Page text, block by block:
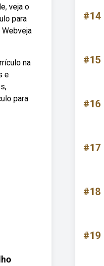
veja o
para
na
e
para
#14
#15
#16
#17
#18
#19